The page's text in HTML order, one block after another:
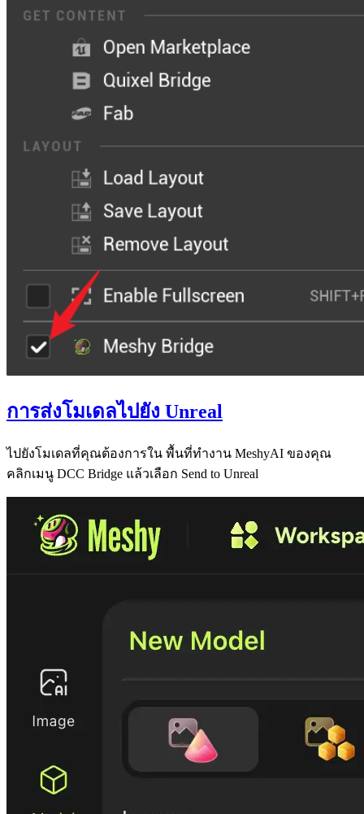
การส่งโมเดลไปยัง Unreal
ไปยังโมเดลที่คุณต้องการใน พื้นที่ทำงาน MeshyAI ของคุณ
คลิกเมนู DCC Bridge แล้วเลือก Send to Unreal